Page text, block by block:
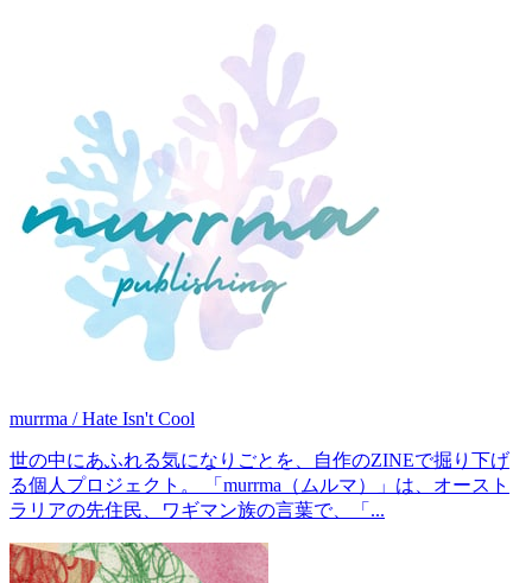
murrma / Hate Isn't Cool
世の中にあふれる気になりごとを、自作のZINEで掘り下げ
る個人プロジェクト。 「murrma（ムルマ）」は、オースト
ラリアの先住民、ワギマン族の言葉で、「...